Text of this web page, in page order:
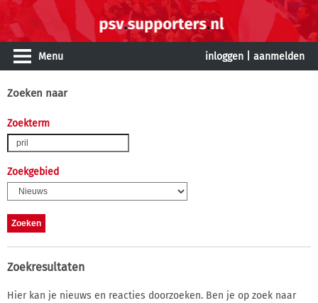
Menu inloggen aanmelden
Zoeken naar
Zoekterm
Zoekgebied
Zoekresultaten
Hier kan je nieuws en reacties doorzoeken. Ben je op zoek naar